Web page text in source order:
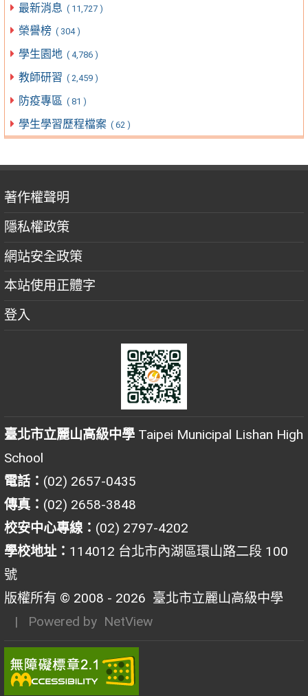
最新消息 ( 11,727 )
榮譽榜 ( 304 )
學生園地 ( 4,786 )
教師研習 ( 2,459 )
防疫專區 ( 81 )
學生學習歷程檔案 ( 62 )
著作權聲明
隱私權政策
網站安全政策
本站使用正體字
登入
臺北市立麗山高級中學 Taipei Municipal Lishan High
School
電話： (02) 2657-0435
傳真： (02) 2658-3848
校安中心專線： (02) 2797-4202
學校地址： 114012 台北市內湖區環山路二段 100
號
版權所有 © 2008 - 2026 臺北市立麗山高級中學
| Powered by NetView